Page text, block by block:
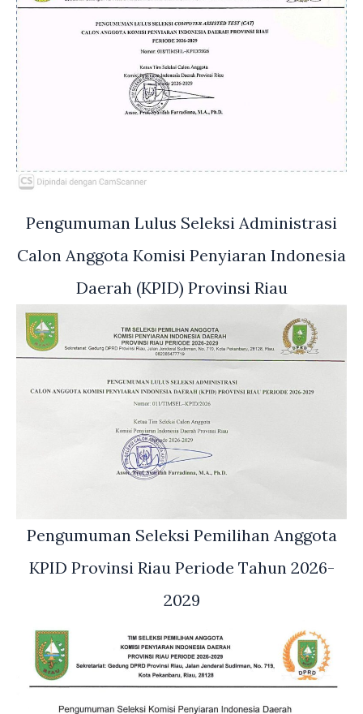
Pengumuman Lulus Seleksi Administrasi
Calon Anggota Komisi Penyiaran Indonesia
Daerah (KPID) Provinsi Riau
Pengumuman Seleksi Pemilihan Anggota
KPID Provinsi Riau Periode Tahun 2026-
2029